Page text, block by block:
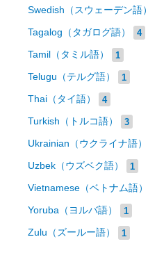
Swedish（スウェーデン語）
Tagalog（タガログ語） 4
Tamil（タミル語） 1
Telugu（テルグ語） 1
Thai（タイ語） 4
Turkish（トルコ語） 3
Ukrainian（ウクライナ語）
Uzbek（ウズベク語） 1
Vietnamese（ベトナム語）
Yoruba（ヨルバ語） 1
Zulu（ズールー語） 1